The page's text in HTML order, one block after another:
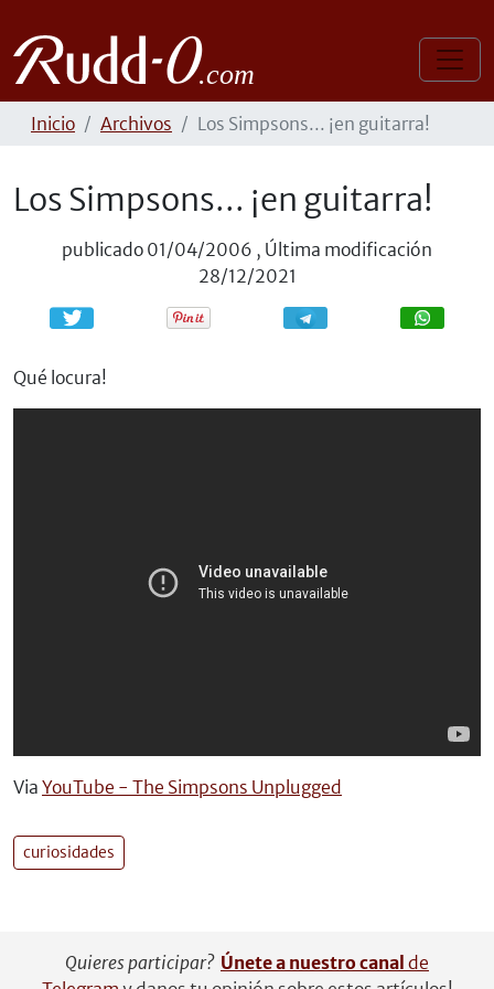
Inicio Archivos Los Simpsons... ¡en guitarra!
Los Simpsons... ¡en guitarra!
publicado 01/04/2006 , Última modificación
28/12/2021
Compartir Compartir
Qué locura!
Via YouTube - The Simpsons Unplugged
curiosidades
Quieres participar? Únete a nuestro canal de